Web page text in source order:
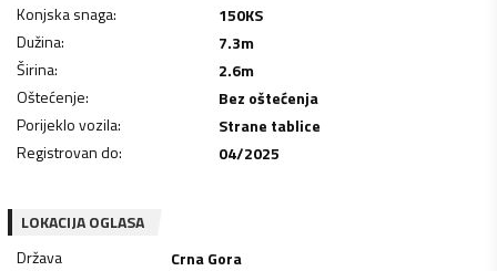
Konjska snaga: 150KS
Dužina: 7.3m
Širina: 2.6m
Oštećenje:
Bez oštećenja
Porijeklo vozila:
Strane tablice
Registrovan do: 04/2025
LOKACIJA OGLASA
Država
Crna Gora